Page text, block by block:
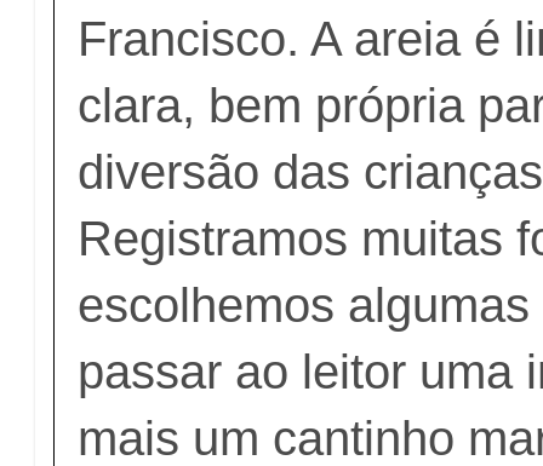
Francisco. A areia é
clara, bem própria
diversão das
Registramos muitas
escolhemos
passar ao leitor uma
mais um cantinho